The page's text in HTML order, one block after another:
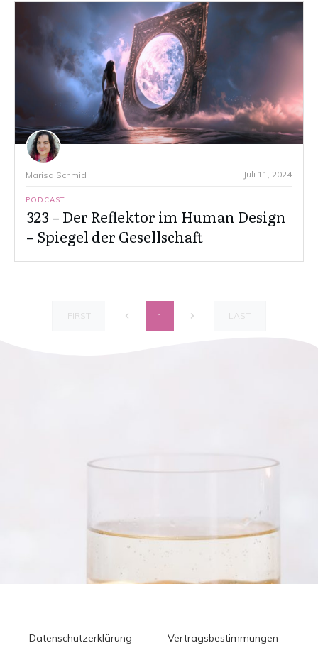
Marisa Schmid Juli 11, 2024
PODCAST
323 – Der Reflektor im Human Design
– Spiegel der Gesellschaft
FIRST 1 LAST
Datenschutzerklärung
Vertragsbestimmungen